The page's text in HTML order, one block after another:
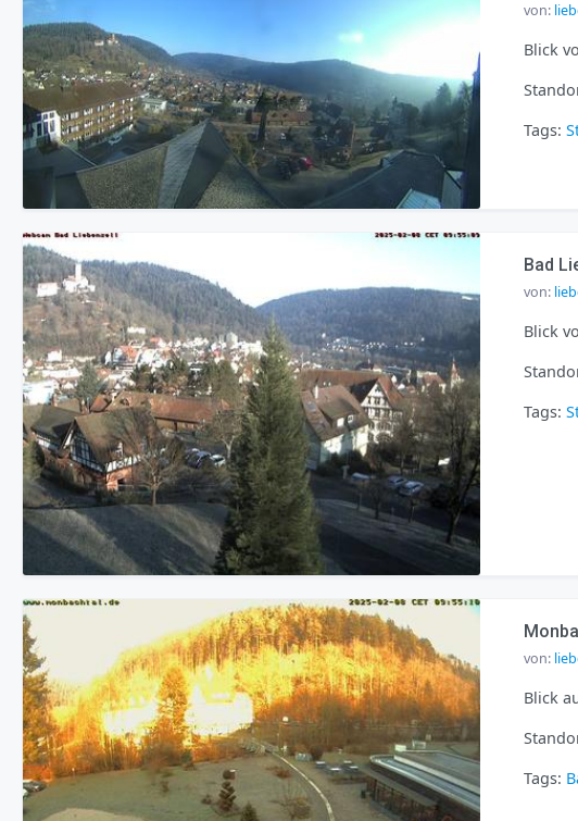
von:
Blick
Tags:
Bad
von:
Blick
Tags:
von:
Blick
Tags: